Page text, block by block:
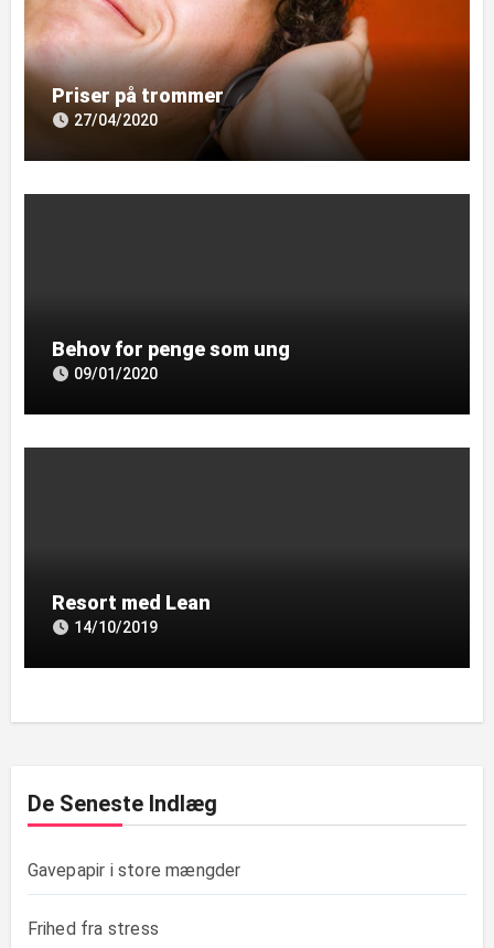
Priser på trommer
27/04/2020
Behov for penge som ung
09/01/2020
Resort med Lean
14/10/2019
De Seneste Indlæg
Gavepapir i store mængder
Frihed fra stress